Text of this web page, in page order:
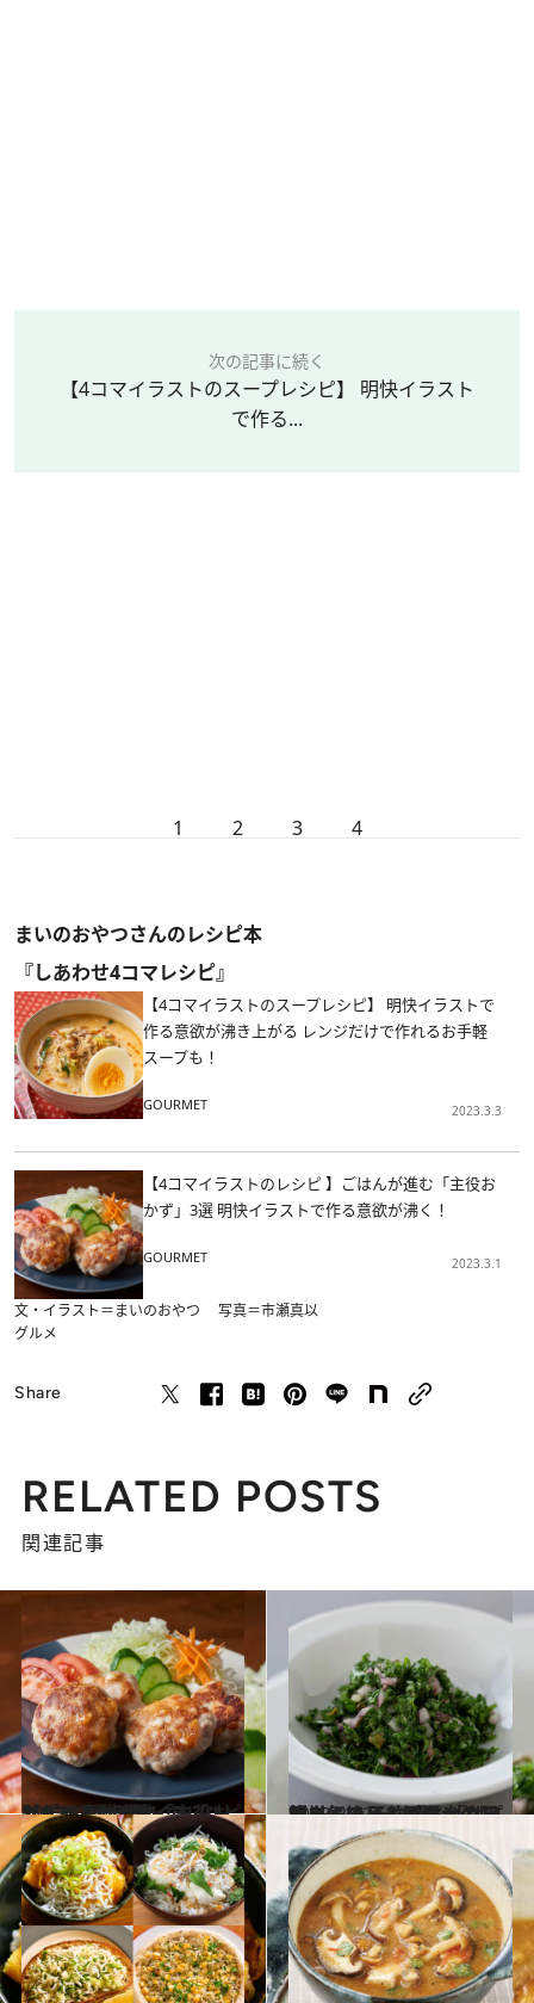
次の記事に続く
【4コマイラストのスープレシピ】 明快イラスト
で作る...
1 2 3 4
まいのおやつさんのレシピ本
『しあわせ4コマレシピ』
【4コマイラストのスープレシピ】 明快イラストで
作る意欲が沸き上がる レンジだけで作れるお手軽
スープも！
GOURMET 2023.3.3
【4コマイラストのレシピ 】ごはんが進む「主役お
かず」3選 明快イラストで作る意欲が沸く！
GOURMET 2023.3.1
文・イラスト＝まいのおやつ 写真＝市瀬真以
グルメ
Share
RELATED POSTS
関連記事
2023.3.1
【4コマイラストのレシピ 】ごはんが進む「主役おかず」3選 明快イラストで作る意欲が沸く！
グルメ 2023.2.22
簡単！絶品！パセリの万能ソース 予約がとれない超人気ワイン酒場 「サプライ」のレシピを大公開
グルメ